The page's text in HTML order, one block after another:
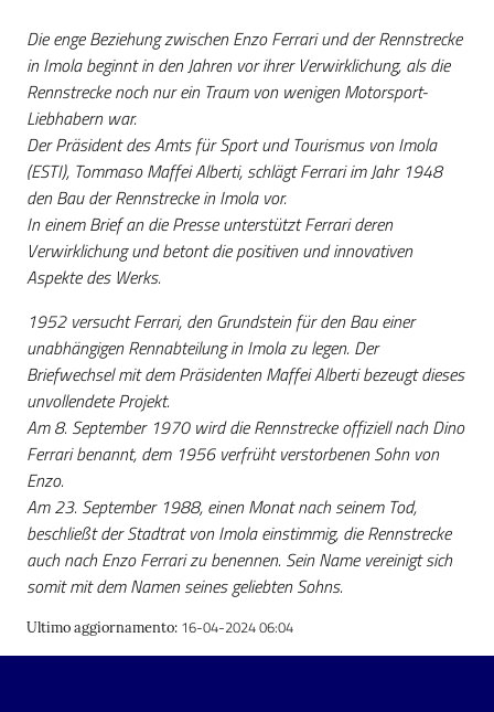
contenuti
Risorse
online
Casa
Piani
Archivio
storico
Decentrate
Patto
per
lettura
Die enge Beziehung zwischen Enzo Ferrari und der Rennstrecke
in Imola beginnt in den Jahren vor ihrer Verwirklichung, als die
Rennstrecke noch nur ein Traum von wenigen Motorsport-
Liebhabern war.
Der Präsident des Amts für Sport und Tourismus von Imola
(ESTI), Tommaso Maffei Alberti, schlägt Ferrari im Jahr 1948
den Bau der Rennstrecke in Imola vor.
In einem Brief an die Presse unterstützt Ferrari deren
Verwirklichung und betont die positiven und innovativen
Aspekte des Werks.
1952 versucht Ferrari, den Grundstein für den Bau einer
unabhängigen Rennabteilung in Imola zu legen. Der
Briefwechsel mit dem Präsidenten Maffei Alberti bezeugt dieses
unvollendete Projekt.
Am 8. September 1970 wird die Rennstrecke offiziell nach Dino
Ferrari benannt, dem 1956 verfrüht verstorbenen Sohn von
Enzo.
Am 23. September 1988, einen Monat nach seinem Tod,
beschließt der Stadtrat von Imola einstimmig, die Rennstrecke
auch nach Enzo Ferrari zu benennen. Sein Name vereinigt sich
somit mit dem Namen seines geliebten Sohns.
Ultimo aggiornamento: 16-04-2024 06:04